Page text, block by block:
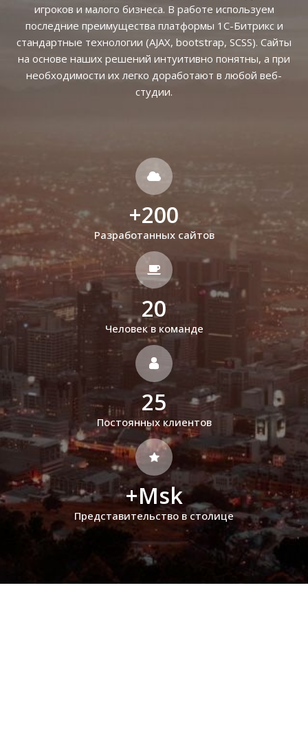
игроков и малого бизнеса. В работе используем
последние преимущества платформы 1С-Битрикс и
стандартные технологии (AJAX, bootstrap, SCSS). Сайты
на основе наших решений интуитивно понятны, а при
необходимости их легко доработают в любой веб-
студии.
+200
Разработанных сайтов
20
Человек в команде
25
Постоянных клиентов
+Msk
Представительство в столице